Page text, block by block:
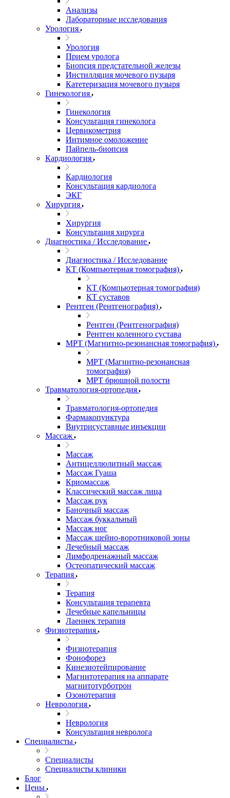
Анализы
Лабораторные исследования
Урология
Урология
Прием уролога
Биопсия предстательной железы
Инстилляция мочевого пузыря
Катетеризация мочевого пузыря
Гинекология
Гинекология
Консультация гинеколога
Цервикометрия
Интимное омоложение
Пайпель-биопсия
Кардиология
Кардиология
Консультация кардиолога
ЭКГ
Хирургия
Хирургия
Консультация хирурга
Диагностика / Исследование
Диагностика / Исследование
КТ (Компьютерная томография)
КТ (Компьютерная томография)
КТ суставов
Рентген (Рентгенография)
Рентген (Рентгенография)
Рентген коленного сустава
МРТ (Магнитно-резонансная томография)
МРТ (Магнитно-резонансная
томография)
МРТ брюшной полости
Травматология-ортопедия
Травматология-ортопедия
Фармакопунктура
Внутрисуставные инъекции
Массаж
Массаж
Антицеллюлитный массаж
Массаж Гуаша
Криомассаж
Классический массаж лица
Массаж рук
Баночный массаж
Массаж буккальный
Массаж ног
Массаж шейно-воротниковой зоны
Лечебный массаж
Лимфодренажный массаж
Остеопатический массаж
Терапия
Терапия
Консультация терапевта
Лечебные капельницы
Лаеннек терапия
Физиотерапия
Физиотерапия
Фонофорез
Кинезиотейпирование
Магнитотерапия на аппарате
магнитотурботрон
Озонотерапия
Неврология
Неврология
Консультация невролога
Специалисты
Специалисты
Специалисты клиники
Блог
Цены